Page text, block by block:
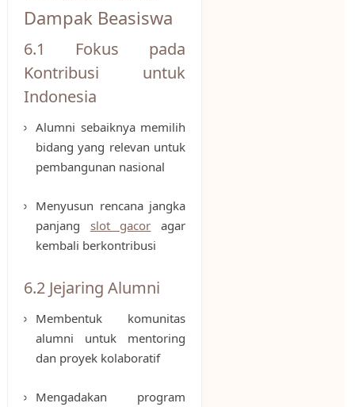
Dampak Beasiswa
6.1 Fokus pada
Kontribusi untuk
Indonesia
Alumni sebaiknya memilih
bidang yang relevan untuk
pembangunan nasional
Menyusun rencana jangka
panjang slot gacor agar
kembali berkontribusi
6.2 Jejaring Alumni
Membentuk komunitas
alumni untuk mentoring
dan proyek kolaboratif
Mengadakan program